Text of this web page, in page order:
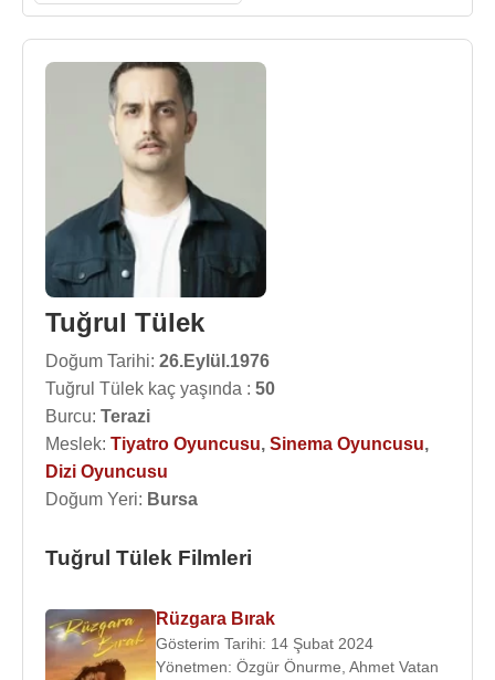
Tuğrul Tülek
Doğum Tarihi: 26.Eylül.1976
Tuğrul Tülek kaç yaşında : 50
Burcu: Terazi
Meslek: Tiyatro Oyuncusu, Sinema Oyuncusu,
Dizi Oyuncusu
Doğum Yeri: Bursa
Tuğrul Tülek Filmleri
Rüzgara Bırak
Gösterim Tarihi: 14 Şubat 2024
Yönetmen: Özgür Önurme Ahmet Vatan